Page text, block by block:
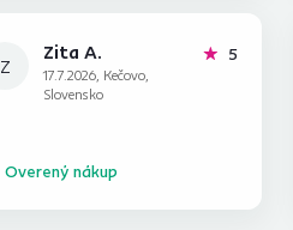
Z
Zita A.
17.7.2026, Kečovo,
Slovensko
5
Overený nákup